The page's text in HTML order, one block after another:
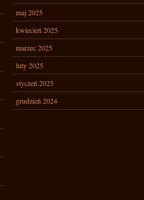
maj 2025
kwiecień 2025
marzec 2025
luty 2025
styczeń 2025
grudzień 2024